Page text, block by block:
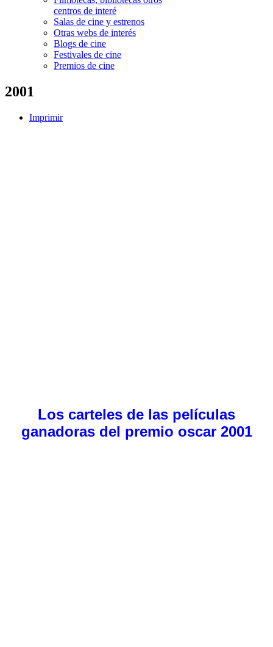
centros de interé
Salas de cine y estrenos
Otras webs de interés
Blogs de cine
Festivales de cine
Premios de cine
2001
Imprimir
Los carteles de las películas
ganadoras del premio oscar 2001